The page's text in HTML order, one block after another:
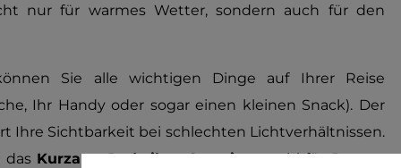
nur für warmes Wetter, sondern auch für den
Sie alle wichtigen Dinge auf Ihrer Reise
Ihr Handy oder sogar einen kleinen Snack). Der
Ihre Sichtbarkeit bei schlechten Lichtverhältnissen.
das Kurzarm-Radtrikot Crussissowohl für Damen